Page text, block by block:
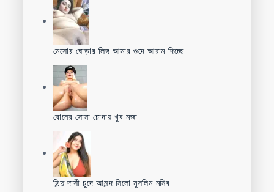
মেসোর ঘোড়ার লিঙ্গ আমার গুদে আরাম দিচ্ছে
বোনের সোনা চোদায় খুব মজা
হিন্দু দাসী চুদে আনন্দ নিলো মুসলিম মনিব